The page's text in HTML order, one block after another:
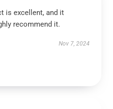
is excellent, and it
recommend it.
Nov 7, 2024